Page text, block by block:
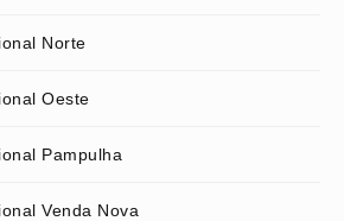
Norte
Oeste
Pampulha
Venda Nova